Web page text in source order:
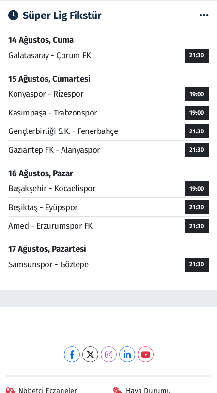
Süper Lig Fikstür
14 Ağustos, Cuma
Galatasaray - Çorum FK
21:30
15 Ağustos, Cumartesi
Konyaspor - Rizespor
19:00
Kasımpaşa - Trabzonspor 19:00
Gençlerbirliği S.K. - Fenerbahçe 21:30
Gaziantep FK - Alanyaspor 21:30
16 Ağustos, Pazar
Başakşehir - Kocaelispor
19:00
Beşiktaş - Eyüpspor 21:30
Amed - Erzurumspor FK 21:30
17 Ağustos, Pazartesi
Samsunspor - Göztepe
21:30
Nöbetçi Eczaneler Hava Durumu